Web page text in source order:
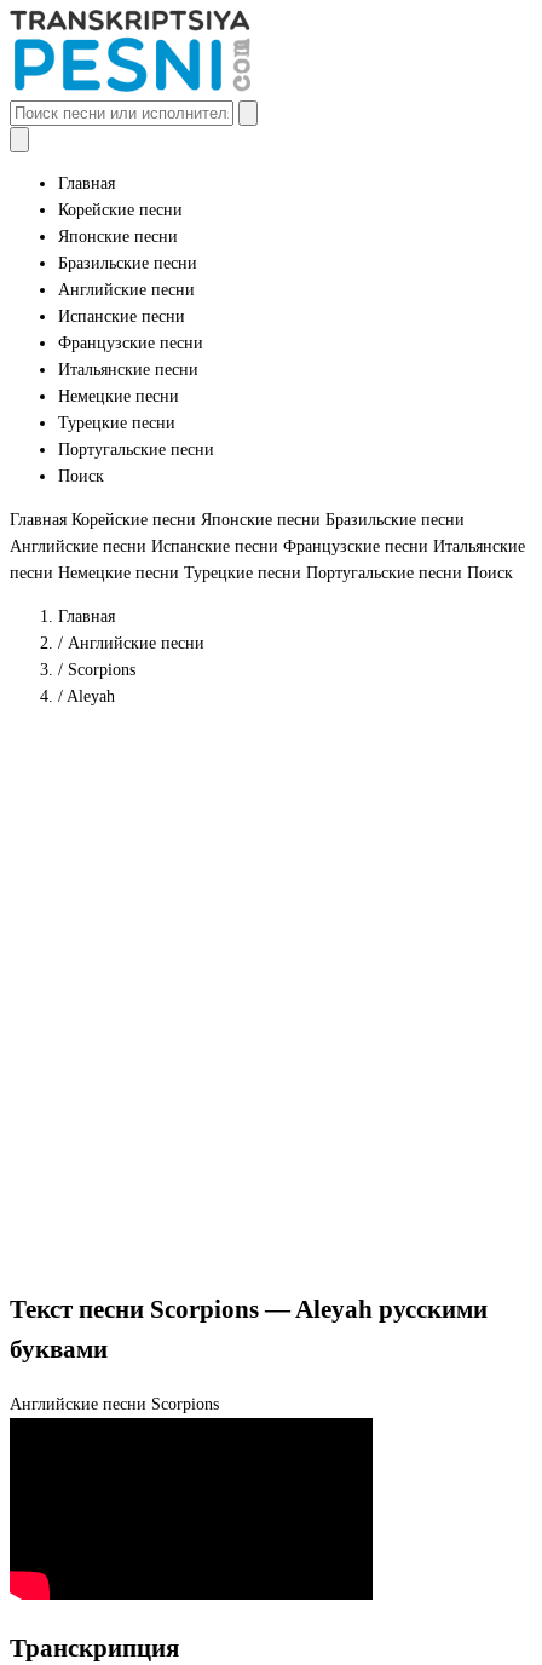
Главная
Корейские песни
Японские песни
Бразильские песни
Английские песни
Испанские песни
Французские песни
Итальянские песни
Немецкие песни
Турецкие песни
Португальские песни
Поиск
Главная Корейские песни Японские песни Бразильские песни
Английские песни Испанские песни Французские песни Итальянские
песни Немецкие песни Турецкие песни Португальские песни Поиск
Главная
/ Английские песни
/ Scorpions
/ Aleyah
Текст песни Scorpions — Aleyah русскими
буквами
Английские песни Scorpions
Транскрипция